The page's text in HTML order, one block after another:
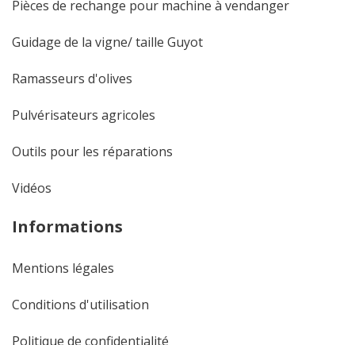
Pièces de rechange pour machine à vendanger
Guidage de la vigne/ taille Guyot
Ramasseurs d'olives
Pulvérisateurs agricoles
Outils pour les réparations
Vidéos
Informations
Mentions légales
Conditions d'utilisation
Politique de confidentialité